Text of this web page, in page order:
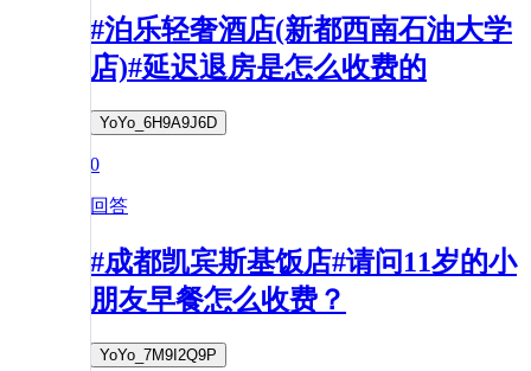
#泊乐轻奢酒店(新都西南石油大学
店)#延迟退房是怎么收费的
YoYo_6H9A9J6D
0
回答
#成都凯宾斯基饭店#请问11岁的小
朋友早餐怎么收费？
YoYo_7M9I2Q9P